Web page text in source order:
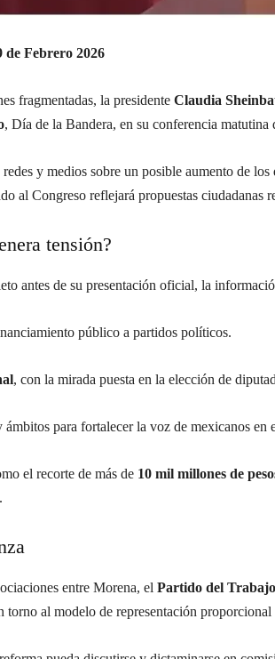
de Febrero 2026
fragmentadas, la presidente Claudia
, Día de la Bandera, en su conferencia matutina
y medios sobre un posible aumento de
al Congreso reflejará propuestas ciudadanas
tensión?
antes de su presentación oficial, la
público a partidos políticos.
, con la mirada puesta en la elección de
ámbitos para fortalecer la voz de mexicanos en
el recorte de más de 10 mil millones de
entre Morena, el Partido del
torno al modelo de representación